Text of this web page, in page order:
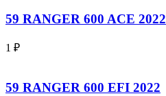
59 RANGER 600 ACE 2022
1 ₽
59 RANGER 600 EFI 2022